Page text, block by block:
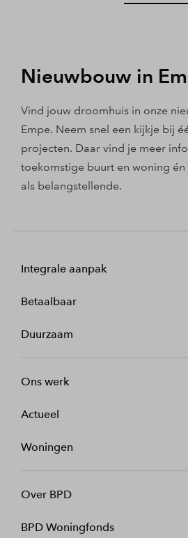
Nieuwbouw in
Vind jouw droomhuis in onze
Empe. Neem snel een kijkje bij
projecten. Daar vind je meer
toekomstige buurt en woning én
als belangstellende.
Integrale aanpak
Betaalbaar
Duurzaam
Ons werk
Actueel
Woningen
Over BPD
BPD Woningfonds